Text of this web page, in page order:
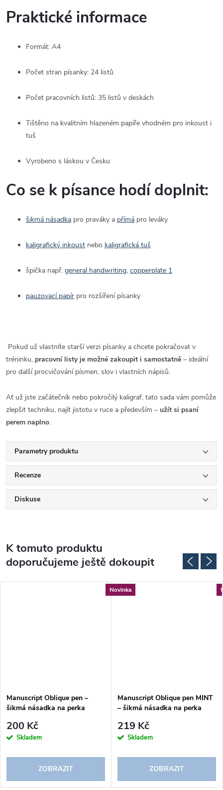
Praktické informace
Formát: A4
Počet stran písanky: 24 listů
Počet pracovních listů: 35 listů v deskách
Tištěno na kvalitním hlazeném papíře vhodném pro inkoust i
tuš
Vyrobeno s láskou v Česku
Co se k písance hodí doplnit:
šikmá násadka pro praváky a přímá pro leváky
kaligrafický inkoust nebo kaligrafická tuš
špička např. general handwriting, copperplate 1
pauzovací papír pro rozšíření písanky
Pokud už vlastníte starší verzi písanky a chcete pokračovat v
tréninku, pracovní listy je možné zakoupit i samostatně – ideální
pro další procvičování písmen, slov i vlastních nápisů.
Ať už jste začátečník nebo pokročilý kaligraf, tato sada vám pomůže
zlepšit techniku, najít jistotu v ruce a především – užít si psaní
perem naplno.
Parametry produktu
Recenze
Diskuse
K tomuto produktu
doporučujeme ještě dokoupit
Manuscript Oblique pen –
šikmá násadka na perka
200 Kč
Skladem
ZOBRAZIT
Novinka
Manuscript Oblique pen MINT
– šikmá násadka na perka
219 Kč
Skladem
ZOBRAZIT